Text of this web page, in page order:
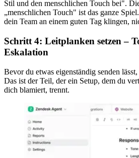
Stil und den menschlichen Touch bei".
„menschlichen Touch" ist das ganze
dein Team an einem guten Tag klingen,
Schritt 4: Leitplanken setzen –
Eskalation
Bevor du etwas eigenständig senden
Das ist der Teil, der ein Setup, dem du
dich blamiert, trennt.